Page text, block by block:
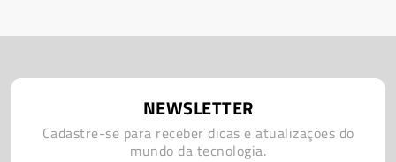
NEWSLETTER
Cadastre-se para receber dicas e atualizações do
mundo da tecnologia.